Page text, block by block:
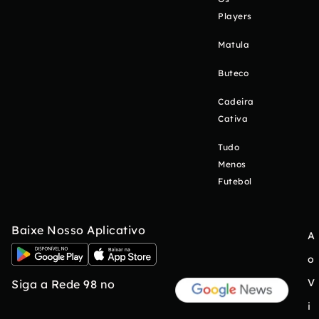
Players
Matula
Buteco
Cadeira
Cativa
Tudo
Menos
Futebol
Baixe Nosso Aplicativo
Siga a Rede 98 no
A
o
V
i